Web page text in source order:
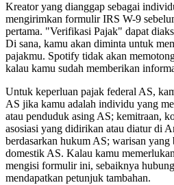
Kreator yang dianggap sebagai
mengirimkan formulir IRS W-9
pertama. "Verifikasi Pajak" dapat
Di sana, kamu akan diminta untuk
pajakmu. Spotify tidak akan
kalau kamu sudah memberikan
Untuk keperluan pajak federal AS,
AS jika kamu adalah individu yang
atau penduduk asing AS; kemitraan,
asosiasi yang didirikan atau diatur di
berdasarkan hukum AS; warisan
domestik AS. Kalau kamu
mengisi formulir ini, sebaiknya
mendapatkan petunjuk tambahan.